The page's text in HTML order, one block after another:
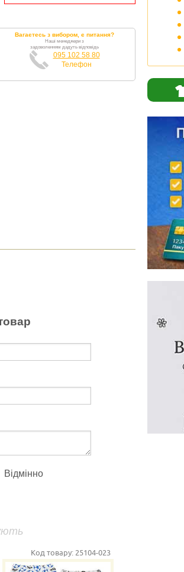
Вагаєтесь з вибором, є питання?
Наші менеджери з
задоволенням дадуть відповідь
095 102 58 80
Телефон
Відмінно
Код товару: 25104-023